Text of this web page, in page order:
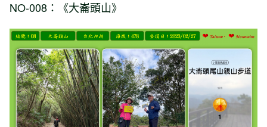
NO-008：《大崙頭山》